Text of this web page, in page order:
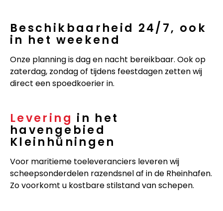
Beschikbaarheid 24/7, ook
in het weekend
Onze planning is dag en nacht bereikbaar. Ook op
zaterdag, zondag of tijdens feestdagen zetten wij
direct een spoedkoerier in.
Levering in het
havengebied
Kleinhüningen
Voor maritieme toeleveranciers leveren wij
scheepsonderdelen razendsnel af in de Rheinhafen.
Zo voorkomt u kostbare stilstand van schepen.